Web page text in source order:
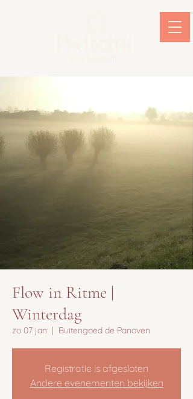
Flow in Ritme |
Winterdag
zo 07 jan
  |
Buitengoed de Panoven
Registratie is afgesloten
Andere evenementen bekijken